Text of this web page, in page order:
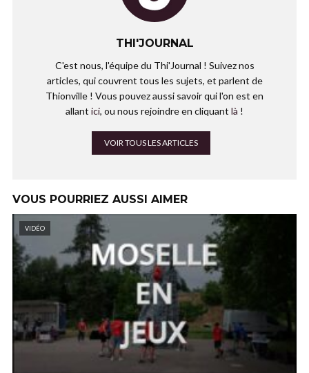
THI'JOURNAL
C'est nous, l'équipe du Thi'Journal ! Suivez nos
articles, qui couvrent tous les sujets, et parlent de
Thionville ! Vous pouvez aussi savoir qui l'on est en
allant ici, ou nous rejoindre en cliquant là !
VOIR TOUS LES ARTICLES
VOUS POURRIEZ AUSSI AIMER
VIDÉO